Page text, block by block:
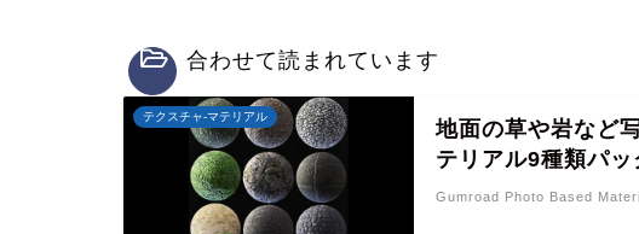
合わせて読まれています
テクスチャ-マテリアル
地面の草や岩など
テリアル9種類パ
Gumroad Photo Based